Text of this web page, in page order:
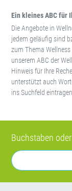
Ein kleines ABC für
Die Angebote in
jedem geläufig sind
zum Thema
unserem ABC der
Hinweis für Ihre
unterstützt auch
ins Suchfeld eintragen.
Buchstaben